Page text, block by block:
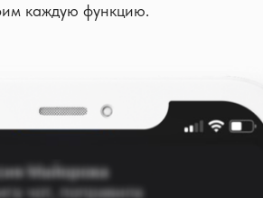
каждую функцию.